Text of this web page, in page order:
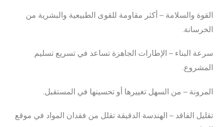
القوة والسلامة – أكثر مقاومة للقوى الطبيعية والبشرية من
الخرسانة.
سرعة البناء – الإطارات الجاهزة تساعد في تسريع تسليم
المشروع.
المرونة – من السهل تغييرها أو تحسينها في المستقبل.
تقليل الفاقد – الهندسة الدقيقة تقلل من فقدان المواد في موقع